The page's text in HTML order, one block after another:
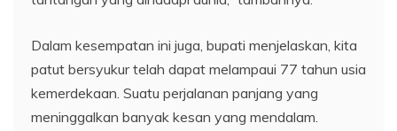
Dalam kesempatan ini juga, bupati menjelaskan, kita
patut bersyukur telah dapat melampaui 77 tahun usia
kemerdekaan. Suatu perjalanan panjang yang
meninggalkan banyak kesan yang mendalam.